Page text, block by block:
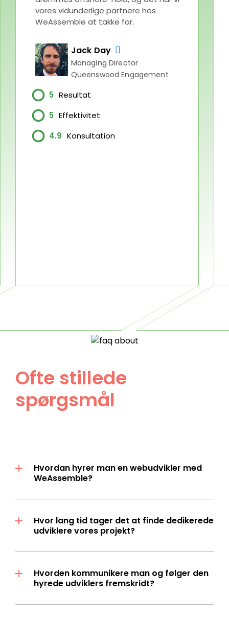
vores vidunderlige partnere hos
WeAssemble at takke for.
Jack Day
Managing Director
Queenswood Engagement
5 Resultat
5 Effektivitet
4.9 Konsultation
Ofte stillede
spørgsmål
Hvordan hyrer man en webudvikler med
WeAssemble?
Hvor lang tid tager det at finde dedikerede
udviklere vores projekt?
Hvorden kommunikere man og følger den
hyrede udviklers fremskridt?